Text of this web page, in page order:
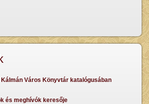
Város Könyvtár katalógusában
és meghívók keresője